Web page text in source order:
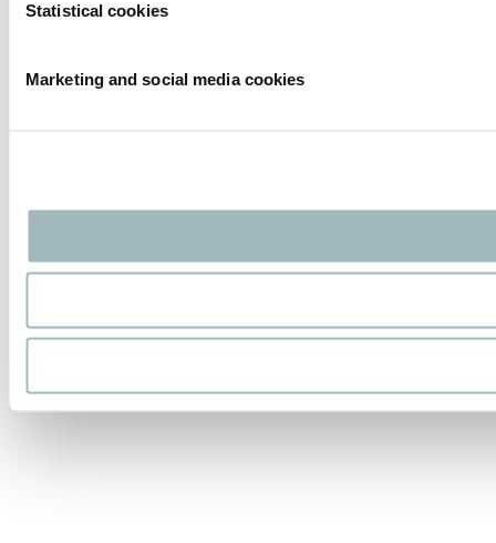
Statistical cookies
Marketing and social media cookies